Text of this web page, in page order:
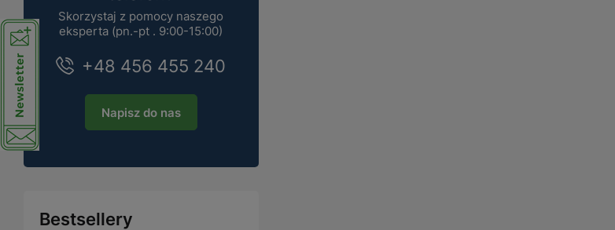
Skorzystaj z pomocy naszego
eksperta (pn.-pt . 9:00-15:00)
+48 456 455 240
Napisz do nas
Bestsellery